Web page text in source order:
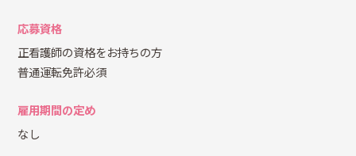
応募資格
正看護師の資格をお持ちの方
普通運転免許必須
雇用期間の定め
なし